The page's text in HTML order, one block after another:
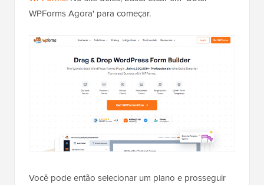
WPForms Agora' para começar.
Você pode então selecionar um plano e prosseguir